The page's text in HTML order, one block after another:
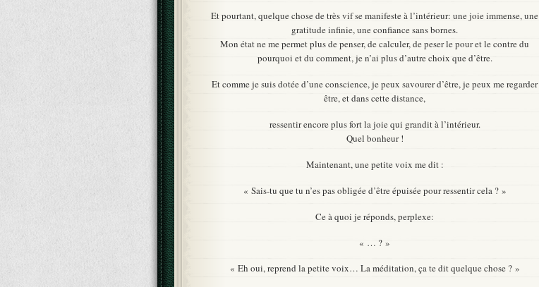
Et pourtant, quelque chose de très vif se manifeste à l’intérieur: une joie immense, une
gratitude infinie, une confiance sans bornes.
Mon état ne me permet plus de penser, de calculer, de peser le pour et le contre du
pourquoi et du comment, je n’ai plus d’autre choix que d’être.
Et comme je suis dotée d’une conscience, je peux savourer d’être, je peux me regarder
être, et dans cette distance,
ressentir encore plus fort la joie qui grandit à l’intérieur.
Quel bonheur !
Maintenant, une petite voix me dit :
« Sais-tu que tu n’es pas obligée d’être épuisée pour ressentir cela ? »
Ce à quoi je réponds, perplexe:
« … ? »
« Eh oui, reprend la petite voix… La méditation, ça te dit quelque chose ? »